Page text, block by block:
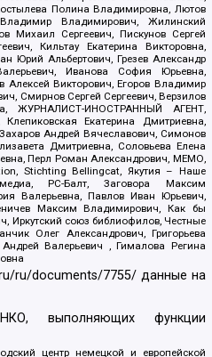
Полина Владимировна, Лютов
Владимирович, Жилинский
Михаил Сергеевич, Пискунов Сергей
Кильтау Екатерина Викторовна,
Юрий Альбертович, Грезев Александр
Иванова София Юрьевна,
Алексей Викторович, Егоров Владимир
Смирнов Сергей Сергеевич, Верзилов
ЖУРНАЛИСТ-ИНОСТРАННЫЙ АГЕНТ,
Екатерина Дмитриевна,
Андрей Вячеславович, Симонов
Дмитриевна, Соловьева Елена
Перл Роман Александрович, МЕМО,
Stichting Bellingcat, Якутия – Наше
РС-Балт, Заговора Максим
Валерьевна, Павлов Иван Юрьевич,
Максим Владимирович, Как бы
Иркутский союз библиофилов, Честные
Олег Александрович, Григорьева
Валерьевич , Гималова Регина
ru/documents/7755/ данные на
выполняющих функции
центр немецкой и европейской